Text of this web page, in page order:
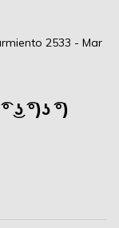
2533 - Mar
͜ʖ ͡°)ʖ ͡°)